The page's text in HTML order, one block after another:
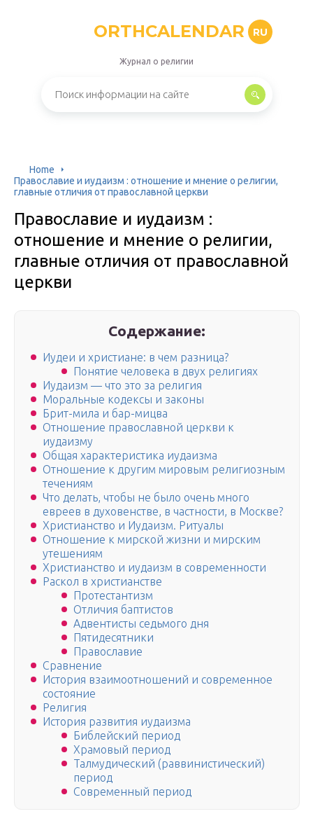
ORTHCALENDAR RU
Журнал о религии
Home
Православие и иудаизм : отношение и мнение о религии,
главные отличия от православной церкви
Православие и иудаизм :
отношение и мнение о религии,
главные отличия от православной
церкви
Содержание:
Иудеи и христиане: в чем разница?
Понятие человека в двух религиях
Иудаизм — что это за религия
Моральные кодексы и законы
Брит-мила и бар-мицва
Отношение православной церкви к
иудаизму
Общая характеристика иудаизма
Отношение к другим мировым религиозным
течениям
Что делать, чтобы не было очень много
евреев в духо­вен­стве, в част­но­сти, в Москве?
Христианство и Иудаизм. Ритуалы
Отношение к мирской жизни и мирским
утешениям
Христианство и иудаизм в современности
Раскол в христианстве
Протестантизм
Отличия баптистов
Адвентисты седьмого дня
Пятидесятники
Православие
Сравнение
История взаимоотношений и современное
состояние
Религия
История развития иудаизма
Библейский период
Храмовый период
Талмудический (раввинистический)
период
Современный период